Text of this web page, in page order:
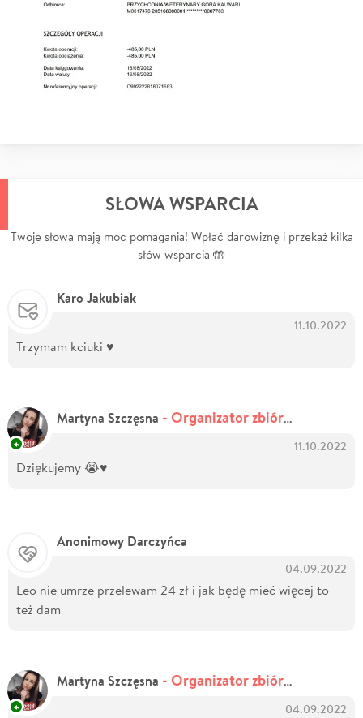
SŁOWA WSPARCIA
Twoje słowa mają moc pomagania! Wpłać darowiznę i przekaż kilka
słów wsparcia 🤲
Karo Jakubiak
11.10.2022
Trzymam kciuki ♥️
Martyna Szczęsna - Organizator zbiórki
11.10.2022
Dziękujemy 😭♥️
Anonimowy Darczyńca
04.09.2022
Leo nie umrze przelewam 24 zł i jak będę mieć więcej to
też dam
Martyna Szczęsna - Organizator zbiórki
04.09.2022